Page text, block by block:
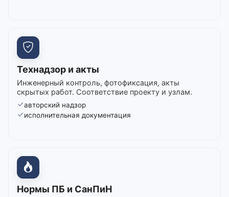
Технадзор и акты
Инженерный контроль, фотофиксация, акты
скрытых работ. Соответствие проекту и узлам.
авторский надзор
исполнительная документация
Нормы ПБ и СанПиН